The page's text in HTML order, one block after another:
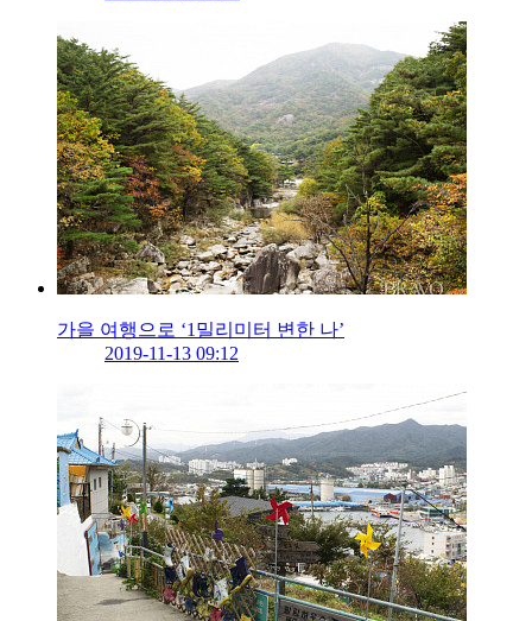
가을 여행으로 ‘1밀리미터 변한 나’
2019-11-13 09:12